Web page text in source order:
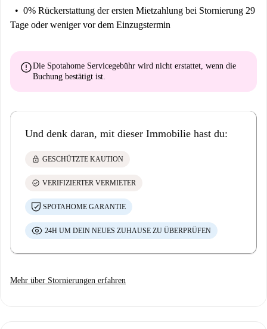
0% Rückerstattung der ersten Mietzahlung bei Stornierung 29
Tage oder weniger vor dem Einzugstermin
errorDie Spotahome Servicegebühr wird nicht erstattet, wenn die
Buchung bestätigt ist.
Und denk daran, mit dieser Immobilie hast du:
lock GESCHÜTZTE KAUTION
check_circle VERIFIZIERTER VERMIETER
SPOTAHOME GARANTIE
24H UM DEIN NEUES ZUHAUSE ZU ÜBERPRÜFEN
Mehr über Stornierungen erfahren